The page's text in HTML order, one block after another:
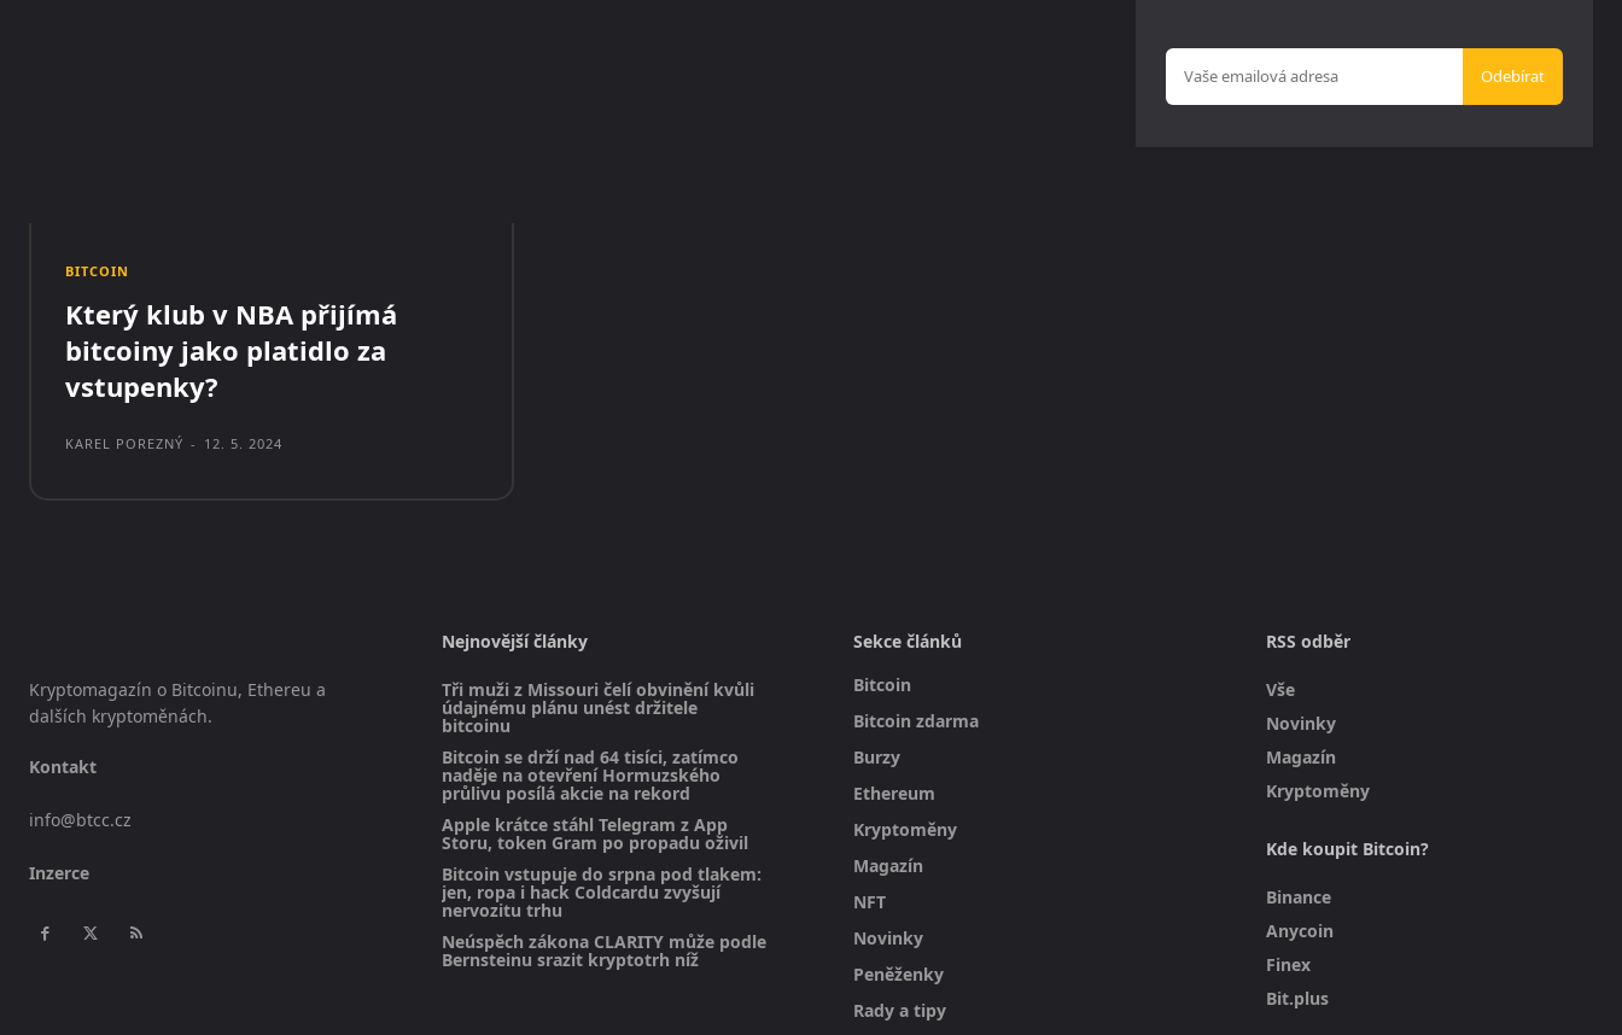
BITCOIN
Který klub v NBA přijímá
bitcoiny jako platidlo za
vstupenky?
KAREL POREZNÝ - 12. 5. 2024
Odebírat
Kryptomagazín o Bitcoinu, Ethereu a
dalších kryptoměnách.
Kontakt
info@btcc.cz
Inzerce
Nejnovější články
Tři muži z Missouri čelí obvinění kvůli
údajnému plánu unést držitele
bitcoinu
Bitcoin se drží nad 64 tisíci, zatímco
naděje na otevření Hormuzského
průlivu posílá akcie na rekord
Apple krátce stáhl Telegram z App
Storu, token Gram po propadu oživil
Bitcoin vstupuje do srpna pod tlakem:
jen, ropa i hack Coldcardu zvyšují
nervozitu trhu
Neúspěch zákona CLARITY může podle
Bernsteinu srazit kryptotrh níž
Sekce článků
Bitcoin
Bitcoin zdarma
Burzy
Ethereum
Kryptoměny
Magazín
NFT
Novinky
Peněženky
Rady a tipy
RSS odběr
Vše
Novinky
Magazín
Kryptoměny
Kde koupit Bitcoin?
Binance
Anycoin
Finex
Bit.plus